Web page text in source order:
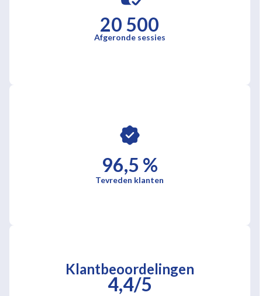
20 500
Afgeronde sessies
96,5 %
Tevreden klanten
Klantbeoordelingen
4,4/5